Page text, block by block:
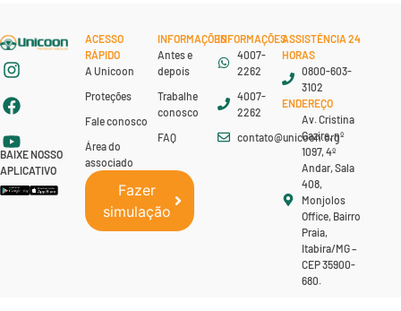
BAIXE NOSSO
APLICATIVO
ACESSO
RÁPIDO
A Unicoon
Proteções
Fale conosco
Área do
associado
Fazer
simulação
INFORMAÇÕES
Antes e
depois
Trabalhe
conosco
FAQ
INFORMAÇÕES
4007-
2262
4007-
2262
contato@unicoon.org
ASSISTÊNCIA 24
HORAS
0800-603-
3102
ENDEREÇO
Av. Cristina
Gazire, nº
1097, 4º
Andar, Sala
408,
Monjolos
Office, Bairro
Praia,
Itabira/MG –
CEP 35900-
680.